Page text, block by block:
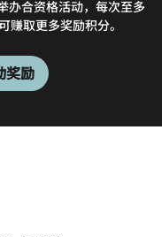
合资格活动，每次至多
赚取更多奖励积分。
奖励